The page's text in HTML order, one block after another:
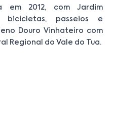
em 2012, com Jardim
bicicletas, passeios e
Douro Vinhateiro com
Regional do Vale do Tua.